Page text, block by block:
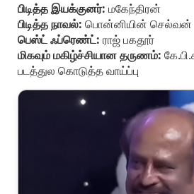
பிடித்த இயக்குனர்: மகேந்திரன்
பிடித்த நாவல்: பொன்னியின் செல்வன்
பெஸ்ட் ஃப்ரெண்ட்: ராஜ் பகதூர்
மிகவும் மகிழ்ச்சியான தருணம்:
படத்துல கொடுத்த வாய்ப்பு